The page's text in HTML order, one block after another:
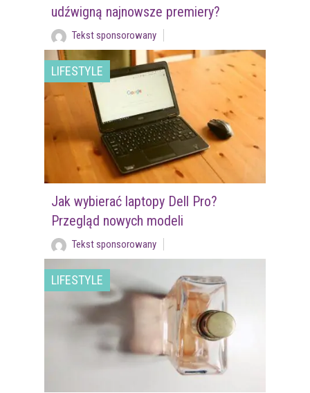
udźwigną najnowsze premiery?
Tekst sponsorowany
LIFESTYLE
Jak wybierać laptopy Dell Pro?
Przegląd nowych modeli
Tekst sponsorowany
LIFESTYLE